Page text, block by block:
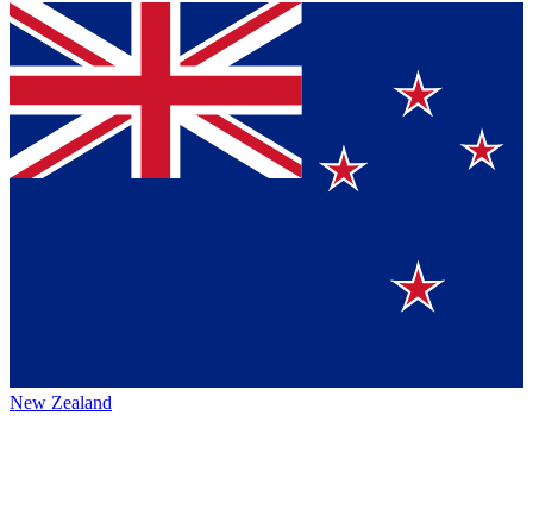
New Zealand